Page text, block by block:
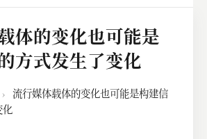
体的变化也可能是
方式发生了变化
›
流行媒体载体的变化也可能是构建信
化